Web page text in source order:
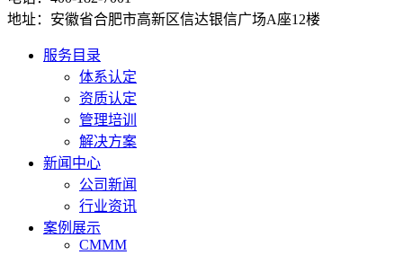
地址：安徽省合肥市高新区信达银信广场A座12楼
服务目录
体系认定
资质认定
管理培训
解决方案
新闻中心
公司新闻
行业资讯
案例展示
CMMM